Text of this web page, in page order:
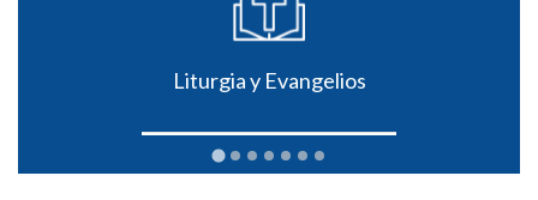
Liturgia y Evangelios